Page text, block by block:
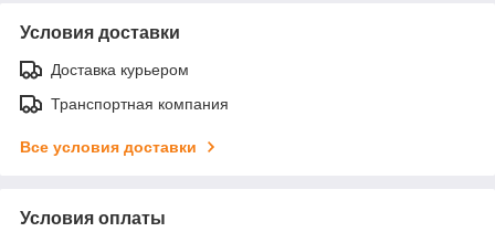
Условия доставки
Доставка курьером
Транспортная компания
Все условия доставки
Условия оплаты